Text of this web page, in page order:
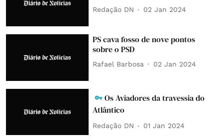
Redação DN 02 Jan 2024
PS cava fosso de nove pontos
sobre o PSD
Rafael Barbosa 02 Jan 2024
Os Aviadores da travessia do
Atlântico
Redação DN 01 Jan 2024